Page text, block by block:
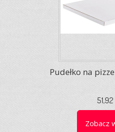
Pudełko na
51,92
Zobacz